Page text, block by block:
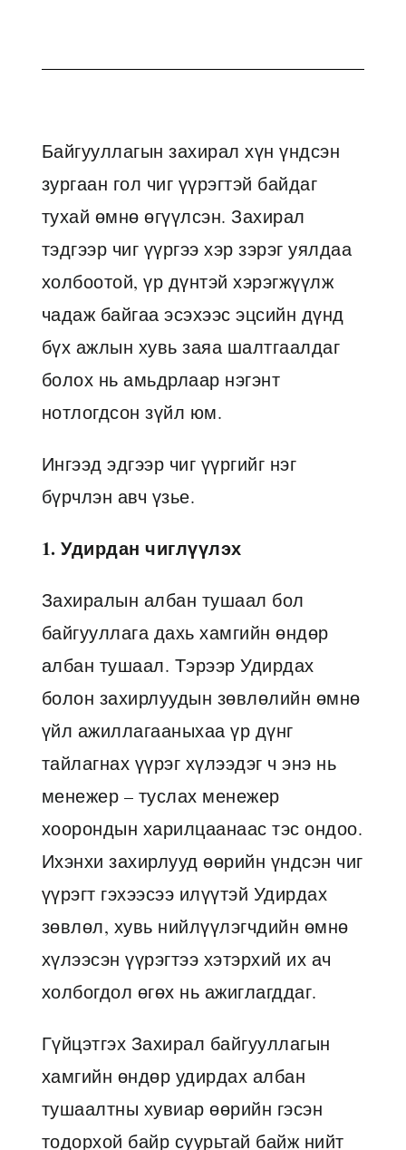
Байгууллагын захирал хүн үндсэн
зургаан гол чиг үүрэгтэй байдаг
тухай өмнө өгүүлсэн. Захирал
тэдгээр чиг үүргээ хэр зэрэг уялдаа
холбоотой, үр дүнтэй хэрэгжүүлж
чадаж байгаа эсэхээс эцсийн дүнд
бүх ажлын хувь заяа шалтгаалдаг
болох нь амьдрлаар нэгэнт
нотлогдсон зүйл юм.
Ингээд эдгээр чиг үүргийг нэг
бүрчлэн авч үзье.
1. Удирдан чиглүүлэх
Захиралын албан тушаал бол
байгууллага дахь хамгийн өндөр
албан тушаал. Тэрээр Удирдах
болон захирлуудын зөвлөлийн өмнө
үйл ажиллагааныхаа үр дүнг
тайлагнах үүрэг хүлээдэг ч энэ нь
менежер – туслах менежер
хоорондын харилцаанаас тэс ондоо.
Ихэнхи захирлууд өөрийн үндсэн чиг
үүрэгт гэхээсээ илүүтэй Удирдах
зөвлөл, хувь нийлүүлэгчдийн өмнө
хүлээсэн үүрэгтээ хэтэрхий их ач
холбогдол өгөх нь ажиглагддаг.
Гүйцэтгэх Захирал байгууллагын
хамгийн өндөр удирдах албан
тушаалтны хувиар өөрийн гэсэн
тодорхой байр суурьтай байж нийт